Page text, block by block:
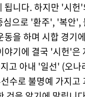
됩니다. 하지만 '시
으로 '환주', '복안',
동을 하며 시합 경기
야기에 결국 '시헌'은
고 아내 '일선' (오
수로 불명예 가지